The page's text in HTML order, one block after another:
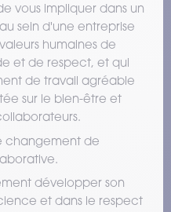
vous impliquer dans un
sein d'une entreprise
humaines de
et de respect, et qui
de travail agréable
sur le bien-être et
changement de
développer son
et dans le respect